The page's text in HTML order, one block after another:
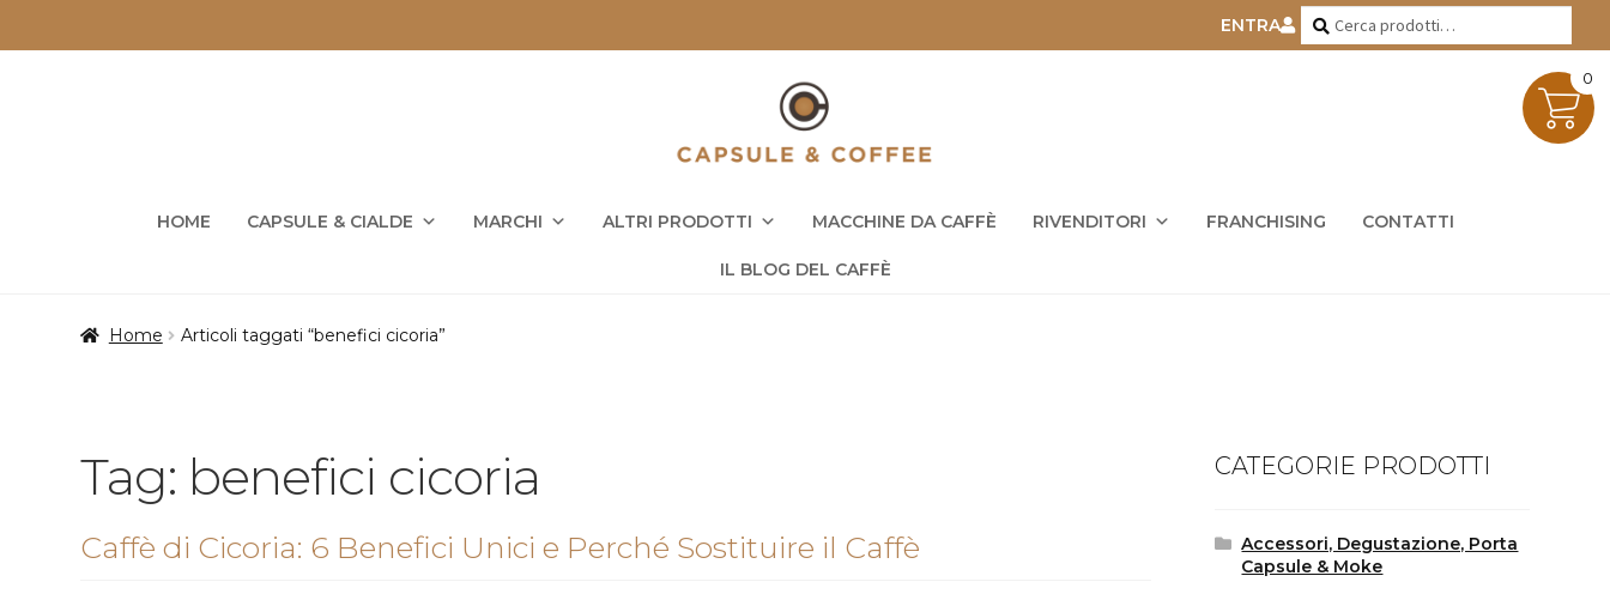
ENTRA Cerca:
Cerca
HOME CAPSULE & CIALDE MARCHI ALTRI PRODOTTI MACCHINE DA CAFFÈ RIVENDITORI FRANCHISING CONTATTI
IL BLOG DEL CAFFÈ
Home Articoli taggati “benefici cicoria”
Tag: benefici cicoria
Caffè di Cicoria: 6 Benefici Unici e Perché Sostituire il Caffè
CATEGORIE PRODOTTI
Accessori, Degustazione, Porta
Capsule & Moke
0